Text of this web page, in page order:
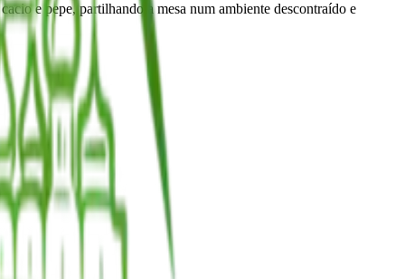
e pepe, partilhando a mesa num ambiente descontraído e